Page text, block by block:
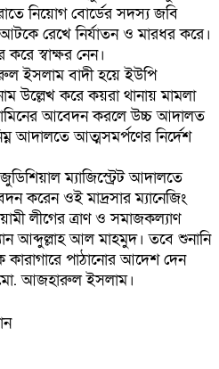
নিয়োগ বোর্ডের সদস্য জবি
রেখে নির্যাতন ও মারধর করে।
স্বাক্ষর নেন।
ইসলাম বাদী হয়ে ইউপি
উল্লেখ করে কয়রা থানায় মামলা
আবেদন করলে উচ্চ আদালত
আদালতে আত্মসমর্পণের নির্দেশ
ম্যাজিস্ট্রেট আদালতে
করেন ওই মাদ্রসার ম্যানেজিং
লীগের ত্রাণ ও সমাজকল্যাণ
আব্দুল্লাহ আল মাহমুদ। তবে শুনানি
কারাগারে পাঠানোর আদেশ দেন
মো. আজহারুল ইসলাম।